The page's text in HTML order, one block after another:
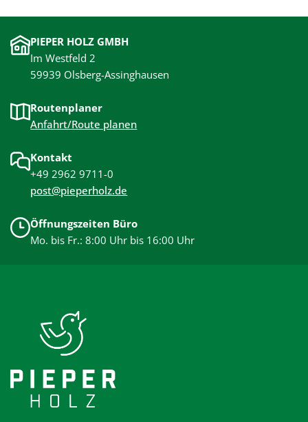
PIEPER HOLZ GMBH
Im Westfeld 2
59939 Olsberg-Assinghausen
Routenplaner
Anfahrt/Route planen
Kontakt
+49 2962 9711-0
post@pieperholz.de
Öffnungszeiten Büro
Mo. bis Fr.: 8:00 Uhr bis 16:00 Uhr